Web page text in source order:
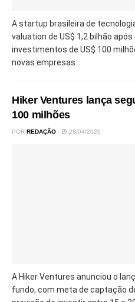
A startup brasileira de
valuation de US$ 1,2 bilhão
investimentos de US$ 100
novas empresas...
Hiker Ventures lança
100 milhões
POR REDAÇÃO 28/04/2026
A Hiker Ventures anunciou o
fundo, com meta de captação